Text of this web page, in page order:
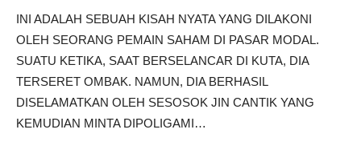
INI ADALAH SEBUAH KISAH NYATA YANG DILAKONI
OLEH SEORANG PEMAIN SAHAM DI PASAR MODAL.
SUATU KETIKA, SAAT BERSELANCAR DI KUTA, DIA
TERSERET OMBAK. NAMUN, DIA BERHASIL
DISELAMATKAN OLEH SESOSOK JIN CANTIK YANG
KEMUDIAN MINTA DIPOLIGAMI…